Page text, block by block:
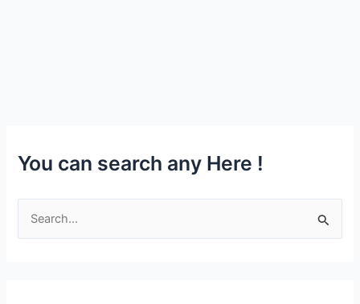
You can search any Here !